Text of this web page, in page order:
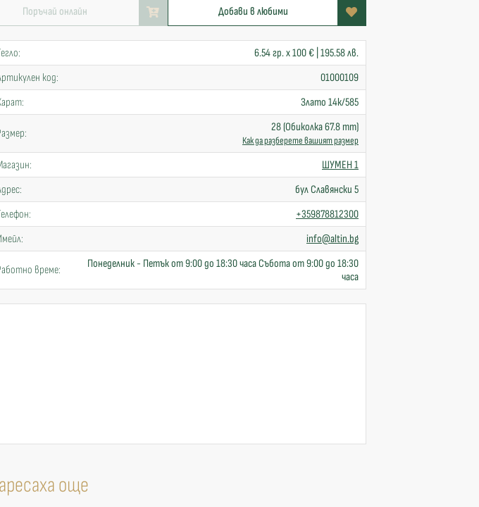
Поръчай онлайн Добави в любими
6.54 гр. x 100 € | 195.58 лв.
код:
01000109
Злато 14к/585
28 (Обиколка 67.8 mm)
Как да разберете вашият размер
ШУМЕН 1
бул Славянски 5
+359878812300
info@altin.bg
време:
Понеделник - Петък от 9:00 до 18:30 часа Събота от 9:00 до 18:30
часа
още